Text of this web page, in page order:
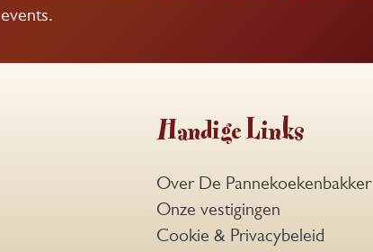
events.
Handige Links
Over De Pannekoekenbakker
Onze vestigingen
Cookie & Privacybeleid